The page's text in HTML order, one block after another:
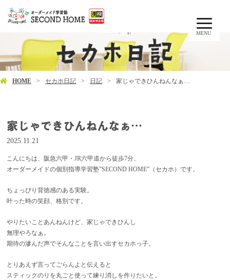
MENU
HOME セカホ日記 日記 家じゃできひんねんなぁ…
家じゃできひんねんなぁ…
2025.11.21
こんにちは、阪急六甲・JR六甲道から徒歩7分、
オーダーメイドの個別指導学習塾”SECOND HOME”（セカホ）です。
ちょっぴり背徳感のある実験。
叶った時の笑顔、格別です。
やりたいことあんねんけど、家じゃできひんし
無理やろなぁ。
期待の滲んだ声でそんなことを言い出すセカホっ子。
とりあえず言ってごらんよと伝えると
スティックのりを丸ごと使って練り消しを作りたいと。